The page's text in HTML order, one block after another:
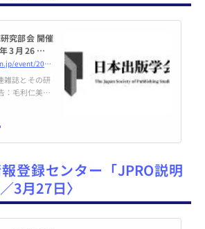
究部会 開催
3月26日開
https://www.shuppan.jp/event/2024/02/28/2967/
雑誌とその研
毛利仁美氏
26日（火）
分（予定）
登録センター「JPRO説明
3月27日〉